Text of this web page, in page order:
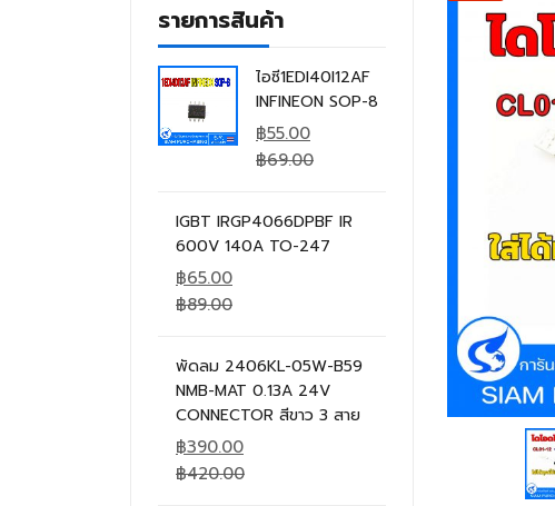
รายการสินค้า
ไอซี1EDI40I12AF
INFINEON SOP-8
฿55.00
฿69.00
IGBT IRGP4066DPBF IR
600V 140A TO-247
฿65.00
฿89.00
พัดลม 2406KL-05W-B59
NMB-MAT 0.13A 24V
CONNECTOR สีขาว 3 สาย
฿390.00
฿420.00